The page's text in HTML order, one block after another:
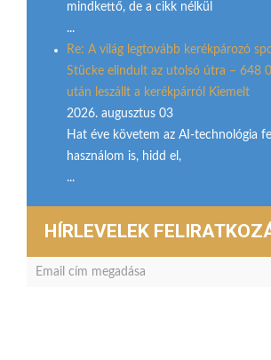
mindkettő, de a cikk nélkül
...
Re: A világ legtovább kerékpározó
Stücke elindult az utolsó útra – 648
után leszállt a kerékpárról Kiemelt
2026. augusztus 03
Hat éve követem az AI-technológia
használom is, hidd el,
...
HÍRLEVELEK